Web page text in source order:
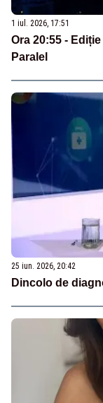
1 iul. 2026, 17:51
Ora 20:55 -
Paralel
25 iun. 2026, 20:42
Dincolo de